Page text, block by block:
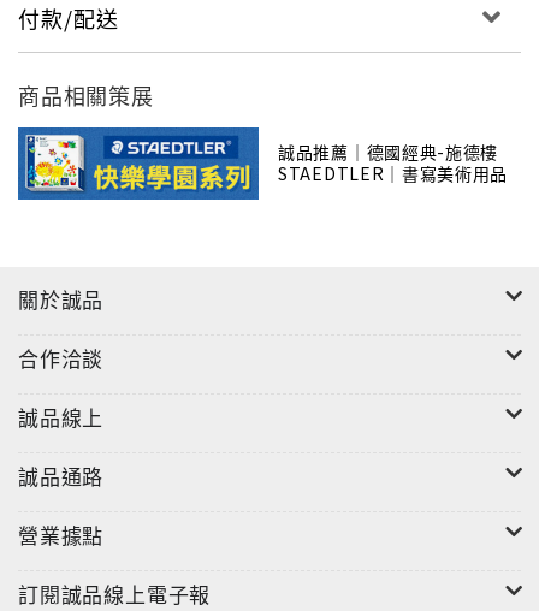
付款/配送
商品相關策展
誠品推薦｜德國經典-施德樓
STAEDTLER｜書寫美術用品
關於誠品
合作洽談
誠品線上
誠品通路
營業據點
訂閱誠品線上電子報